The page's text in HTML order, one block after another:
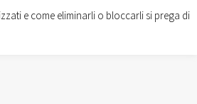
e come eliminarli o bloccarli si prega di